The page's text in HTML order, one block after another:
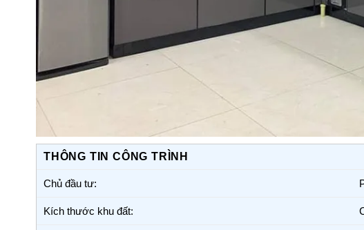
THÔNG TIN CÔNG TRÌNH
Chủ đầu tư:
Kích thước khu đất: